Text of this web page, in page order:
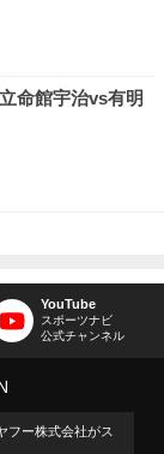
命館宇治vs有明
YouTube
スポーツナビ
公式チャンネル
フー株式会社がス